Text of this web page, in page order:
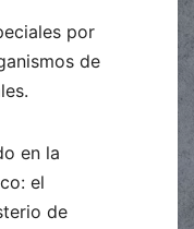
por
de
en la
el
de